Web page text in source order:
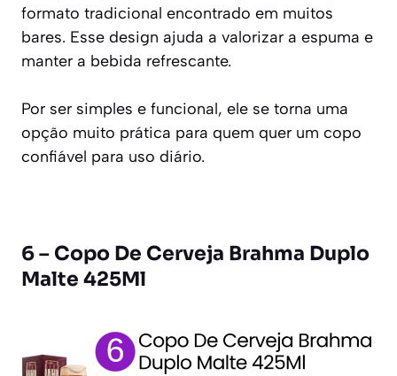
formato tradicional encontrado em muitos
bares. Esse design ajuda a valorizar a espuma e
manter a bebida refrescante.
Por ser simples e funcional, ele se torna uma
opção muito prática para quem quer um copo
confiável para uso diário.
6 – Copo De Cerveja Brahma Duplo
Malte 425Ml